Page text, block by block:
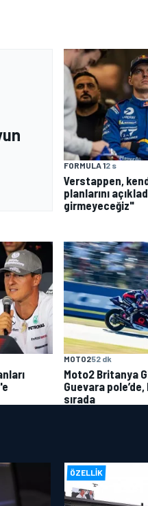
FORMULA 12 s
Verstappen,
planlarını
girmeyeceğiz"
MOTO252 dk
Moto2 Britanya
Guevara pole’de,
sırada
ÖZELLIK